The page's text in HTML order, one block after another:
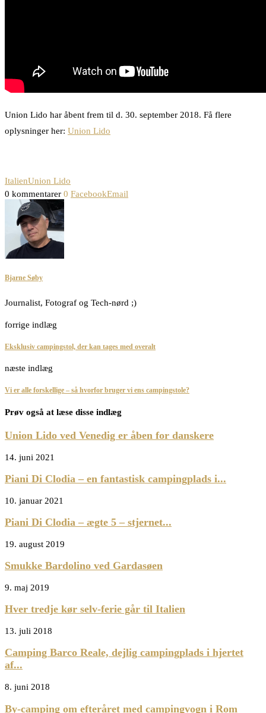
Union Lido har åbent frem til d. 30. september 2018. Få flere
oplysninger her: Union Lido
ItalienUnion Lido
0 kommentarer 0 FacebookEmail
Bjarne Søby
Journalist, Fotograf og Tech-nørd ;)
forrige indlæg
Eksklusiv campingstol, der kan tages med overalt
næste indlæg
Vi er alle forskellige – så hvorfor bruger vi ens campingstole?
Prøv også at læse disse indlæg
Union Lido ved Venedig er åben for danskere
14. juni 2021
Piani Di Clodia – en fantastisk campingplads i...
10. januar 2021
Piani Di Clodia – ægte 5 – stjernet...
19. august 2019
Smukke Bardolino ved Gardasøen
9. maj 2019
Hver tredje kør selv-ferie går til Italien
13. juli 2018
Camping Barco Reale, dejlig campingplads i hjertet
af...
8. juni 2018
By-camping om efteråret med campingvogn i Rom